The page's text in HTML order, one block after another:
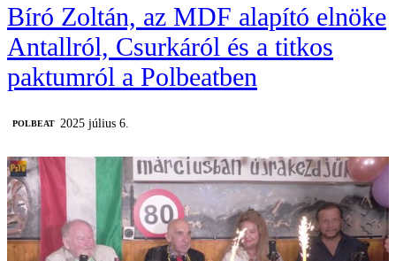
Bíró Zoltán, az MDF alapító elnöke
Antallról, Csurkáról és a titkos
paktumról a Polbeatben
‎POLBEAT 2025 július 6.